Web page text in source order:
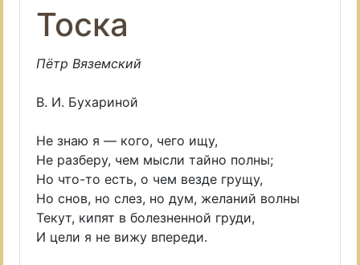
Тоска
Пётр Вяземский
В. И. Бухариной
Не знаю я — кого, чего ищу,
Не разберу, чем мысли тайно полны;
Но что-то есть, о чем везде грущу,
Но снов, но слез, но дум, желаний волны
Текут, кипят в болезненной груди,
И цели я не вижу впереди.